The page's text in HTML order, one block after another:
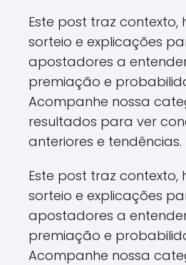
Este post traz contexto,
sorteio e explicações
apostadores a
premiação e
Acompanhe nossa
resultados para ver
anteriores e tendências.
Este post traz contexto,
sorteio e explicações
apostadores a
premiação e
Acompanhe nossa